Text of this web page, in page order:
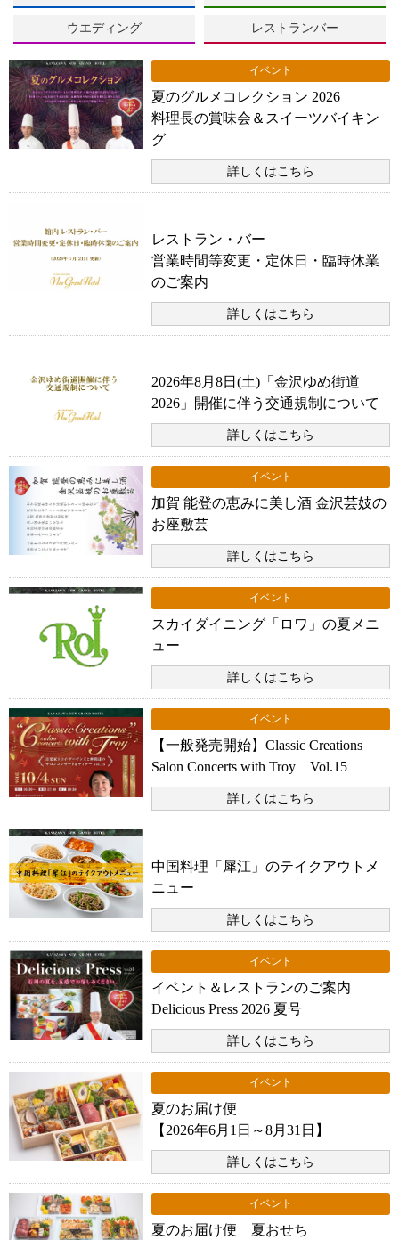
ウエディング レストランバー
イベント
夏のグルメコレクション 2026
料理長の賞味会＆スイーツバイキン
グ
詳しくはこちら
レストラン・バー
営業時間等変更・定休日・臨時休業
のご案内
詳しくはこちら
2026年8月8日(土)「金沢ゆめ街道
2026」開催に伴う交通規制について
詳しくはこちら
イベント
加賀 能登の恵みに美し酒 金沢芸妓の
お座敷芸
詳しくはこちら
イベント
スカイダイニング「ロワ」の夏メニ
ュー
詳しくはこちら
イベント
【一般発売開始】Classic Creations
Salon Concerts with Troy Vol.15
詳しくはこちら
中国料理「犀江」のテイクアウトメ
ニュー
詳しくはこちら
イベント
イベント＆レストランのご案内
Delicious Press 2026 夏号
詳しくはこちら
イベント
夏のお届け便
【2026年6月1日～8月31日】
詳しくはこちら
イベント
夏のお届け便 夏おせち